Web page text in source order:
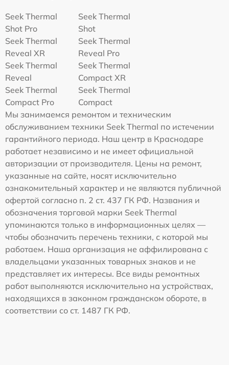
Seek Thermal
Shot Pro
Seek Thermal
Shot
Seek Thermal
Reveal XR
Seek Thermal
Reveal Pro
Seek Thermal
Reveal
Seek Thermal
Compact XR
Seek Thermal
Compact Pro
Seek Thermal
Compact
Мы занимаемся ремонтом и техническим
обслуживанием техники Seek Thermal по истечении
гарантийного периода. Наш центр в Краснодаре
работает независимо и не имеет официальной
авторизации от производителя. Цены на ремонт,
указанные на сайте, носят исключительно
ознакомительный характер и не являются публичной
офертой согласно п. 2 ст. 437 ГК РФ. Названия и
обозначения торговой марки Seek Thermal
упоминаются только в информационных целях —
чтобы обозначить перечень техники, с которой мы
работаем. Наша организация не аффилирована с
владельцами указанных товарных знаков и не
представляет их интересы. Все виды ремонтных
работ выполняются исключительно на устройствах,
находящихся в законном гражданском обороте, в
соответствии со ст. 1487 ГК РФ.